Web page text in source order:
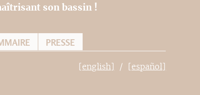
son bassin !
PRESSE
[english] [español]